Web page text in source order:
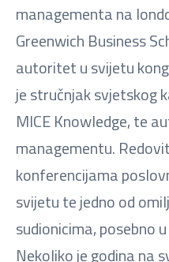
managementa na
Greenwich Business
autoritet u svijetu
je stručnjak svjetskog
MICE Knowledge, te
managementu.
konferencijama
svijetu te jedno od
sudionicima, posebno
Nekoliko je godina na